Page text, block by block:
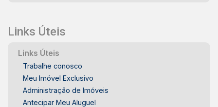
Links Úteis
Links Úteis
Trabalhe conosco
Meu Imóvel Exclusivo
Administração de Imóveis
Antecipar Meu Aluguel